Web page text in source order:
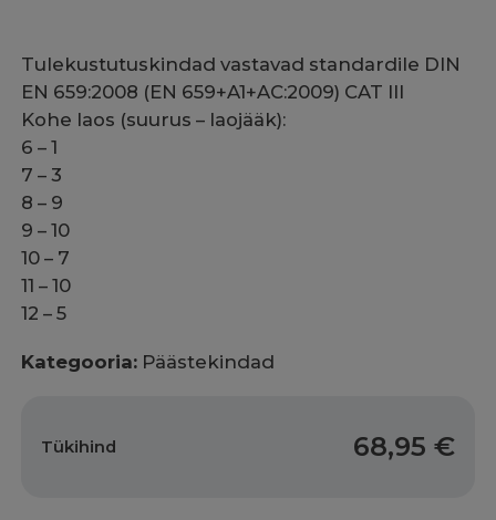
Tulekustutuskindad vastavad standardile DIN
EN 659:2008 (EN 659+A1+AC:2009) CAT III
Kohe laos (suurus – laojääk):
6 – 1
7 – 3
8 – 9
9 – 10
10 – 7
11 – 10
12 – 5
Kategooria: Päästekindad
Tükihind 68,95 €